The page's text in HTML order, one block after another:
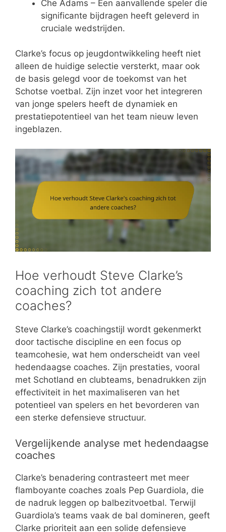
Che Adams – Een aanvallende speler die
significante bijdragen heeft geleverd in
cruciale wedstrijden.
Clarke’s focus op jeugdontwikkeling heeft niet
alleen de huidige selectie versterkt, maar ook
de basis gelegd voor de toekomst van het
Schotse voetbal. Zijn inzet voor het integreren
van jonge spelers heeft de dynamiek en
prestatiepotentieel van het team nieuw leven
ingeblazen.
Hoe verhoudt Steve Clarke’s
coaching zich tot andere
coaches?
Steve Clarke’s coachingstijl wordt gekenmerkt
door tactische discipline en een focus op
teamcohesie, wat hem onderscheidt van veel
hedendaagse coaches. Zijn prestaties, vooral
met Schotland en clubteams, benadrukken zijn
effectiviteit in het maximaliseren van het
potentieel van spelers en het bevorderen van
een sterke defensieve structuur.
Vergelijkende analyse met hedendaagse
coaches
Clarke’s benadering contrasteert met meer
flamboyante coaches zoals Pep Guardiola, die
de nadruk leggen op balbezitvoetbal. Terwijl
Guardiola’s teams vaak de bal domineren, geeft
Clarke prioriteit aan een solide defensieve